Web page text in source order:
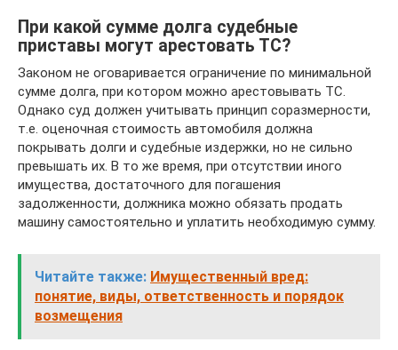
При какой сумме долга судебные
приставы могут арестовать ТС?
Законом не оговаривается ограничение по минимальной
сумме долга, при котором можно арестовывать ТС.
Однако суд должен учитывать принцип соразмерности,
т.е. оценочная стоимость автомобиля должна
покрывать долги и судебные издержки, но не сильно
превышать их. В то же время, при отсутствии иного
имущества, достаточного для погашения
задолженности, должника можно обязать продать
машину самостоятельно и уплатить необходимую сумму.
Читайте также: Имущественный вред:
понятие, виды, ответственность и порядок
возмещения